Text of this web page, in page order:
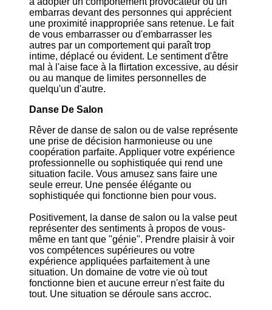
embarras devant des personnes qui apprécient
une proximité inappropriée sans retenue. Le fait
de vous embarrasser ou d'embarrasser les
autres par un comportement qui paraît trop
intime, déplacé ou évident. Le sentiment d'être
mal à l'aise face à la flirtation excessive, au désir
ou au manque de limites personnelles de
quelqu'un d'autre.
Danse De Salon
Rêver de danse de salon ou de valse représente
une prise de décision harmonieuse ou une
coopération parfaite. Appliquer votre expérience
professionnelle ou sophistiquée qui rend une
situation facile. Vous amusez sans faire une
seule erreur. Une pensée élégante ou
sophistiquée qui fonctionne bien pour vous.
Positivement, la danse de salon ou la valse peut
représenter des sentiments à propos de vous-
même en tant que "génie". Prendre plaisir à voir
vos compétences supérieures ou votre
expérience appliquées parfaitement à une
situation. Un domaine de votre vie où tout
fonctionne bien et aucune erreur n'est faite du
tout. Une situation se déroule sans accroc.